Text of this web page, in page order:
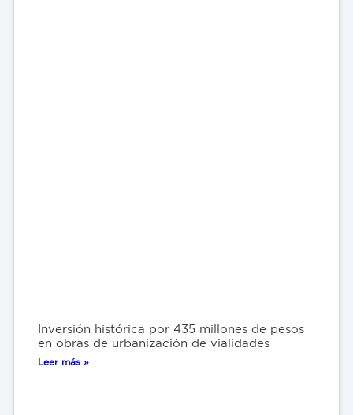
Inversión histórica por 435 millones de pesos
en obras de urbanización de vialidades
Leer más »